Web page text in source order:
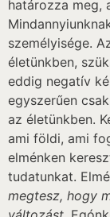
határozza meg,
személyisége.
életünkben,
eddig negatív
egyszerűen
az életünkben.
ami földi, ami
elménken
tudatunkat.
megtesz, hogy